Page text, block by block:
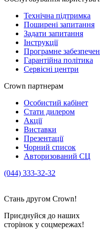
Технічна підтримка
Поширені запитання
Задати запитання
Інструкції
Програмне
Гарантійна політика
Сервісні центри
Crown партнерам
Особистий кабінет
Стати дилером
Акції
Виставки
Презентації
Чорний список
Авторизований СЦ
(044) 333-32-32
Стань другом Crown!
Приєднуйся до наших
сторінок у соцмережах!